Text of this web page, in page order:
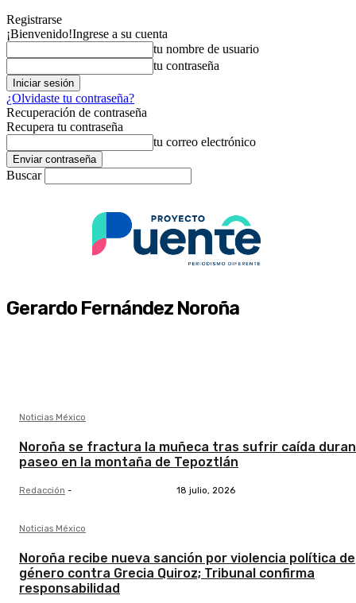
Registrarse
¡Bienvenido!Ingrese a su cuenta
tu nombre de usuario
tu contraseña
¿Olvidaste tu contraseña?
Recuperación de contraseña
Recupera tu contraseña
tu correo electrónico
Buscar
Gerardo Fernández Noroña
Noticias México
Noroña se fractura la muñeca tras sufrir caída
paseo en la montaña de Tepoztlán
Redacción - 18 julio, 2026
Noticias México
Noroña recibe nueva sanción por violencia política de
género contra Grecia Quiroz; Tribunal confirma
responsabilidad